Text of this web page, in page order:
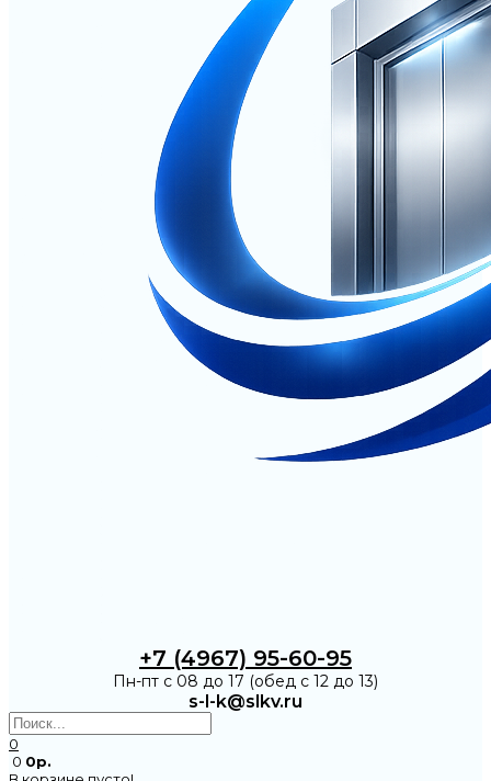
+7 (4967) 95-60-95
Пн-пт с 08 до 17 (обед с 12 до 13)
s-l-k@slkv.ru
0
0 0р.